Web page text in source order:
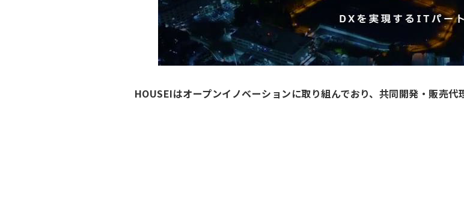
HOUSEIはオープンイノベーションに取り組んでおり、共同開発・販売代